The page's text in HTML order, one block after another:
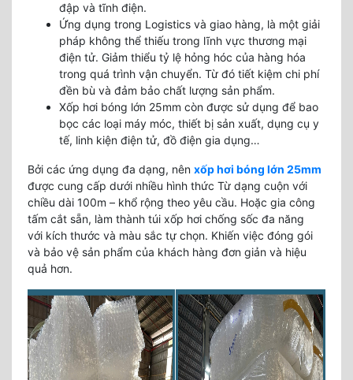
đập và tĩnh điện.
Ứng dụng trong Logistics và giao hàng, là một giải
pháp không thể thiếu trong lĩnh vực thương mại
điện tử. Giảm thiểu tỷ lệ hỏng hóc của hàng hóa
trong quá trình vận chuyển. Từ đó tiết kiệm chi phí
đền bù và đảm bảo chất lượng sản phẩm.
Xốp hơi bóng lớn 25mm còn được sử dụng để bao
bọc các loại máy móc, thiết bị sản xuất, dụng cụ y
tế, linh kiện điện tử, đồ điện gia dụng…
Bởi các ứng dụng đa dạng, nên xốp hơi bóng lớn 25mm
được cung cấp dưới nhiều hình thức Từ dạng cuộn với
chiều dài 100m – khổ rộng theo yêu cầu. Hoặc gia công
tấm cắt sẵn, làm thành túi xốp hơi chống sốc đa năng
với kích thước và màu sắc tự chọn. Khiến việc đóng gói
và bảo vệ sản phẩm của khách hàng đơn giản và hiệu
quả hơn.